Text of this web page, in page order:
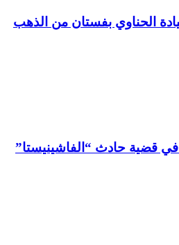
الحناوي بفستان من الذهب
في قضية حادث “الفاشينيستا”